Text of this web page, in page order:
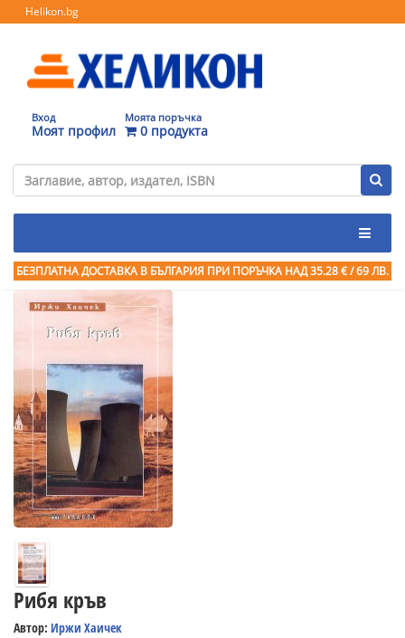
Helikon.bg
Вход
Моят профил
Моята поръчка
0 продукта
БЕЗПЛАТНА ДОСТАВКА В БЪЛГАРИЯ ПРИ ПОРЪЧКА НАД 35.28 € / 69 ЛВ.
Рибя кръв
Автор: Иржи Хаичек